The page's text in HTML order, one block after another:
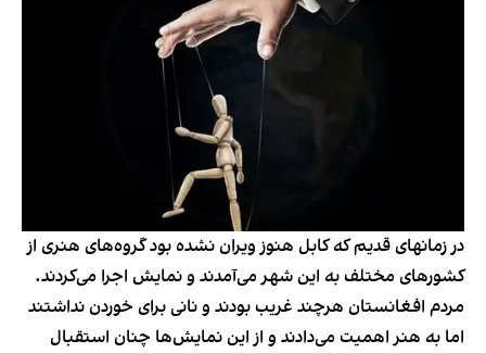
در زمانهای قدیم که کابل هنوز ویران نشده بود گروه‌های هنری از
کشورهای مختلف به این شهر می‌آمدند و نمایش اجرا می‌کردند.
مردم افغانستان هرچند غریب بودند و نانی برای خوردن نداشتند
اما به هنر اهمیت می‌دادند و از این نمایش‌ها چنان استقبال